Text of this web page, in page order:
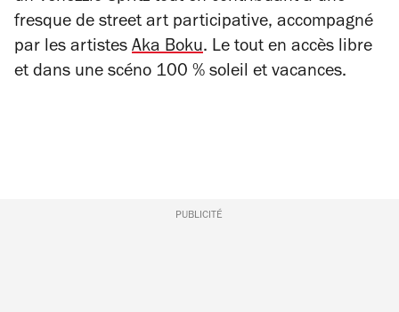
fresque de street art participative, accompagné
par les artistes Aka Boku. Le tout en accès libre
et dans une scéno 100 % soleil et vacances.
PUBLICITÉ